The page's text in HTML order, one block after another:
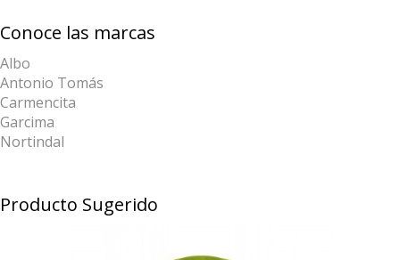
Conoce las marcas
Albo
Antonio Tomás
Carmencita
Garcima
Nortindal
Producto Sugerido